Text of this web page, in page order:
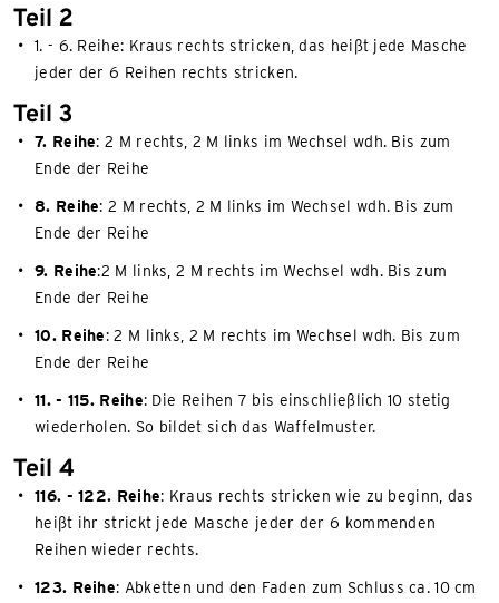
Teil 2
1. - 6. Reihe: Kraus rechts stricken, das heißt jede Masche
jeder der 6 Reihen rechts stricken.
Teil 3
7. Reihe: 2 M rechts, 2 M links im Wechsel wdh. Bis zum
Ende der Reihe
8. Reihe: 2 M rechts, 2 M links im Wechsel wdh. Bis zum
Ende der Reihe
9. Reihe:2 M links, 2 M rechts im Wechsel wdh. Bis zum
Ende der Reihe
10. Reihe: 2 M links, 2 M rechts im Wechsel wdh. Bis zum
Ende der Reihe
11. - 115. Reihe: Die Reihen 7 bis einschließlich 10 stetig
wiederholen. So bildet sich das Waffelmuster.
Teil 4
116. - 122. Reihe: Kraus rechts stricken wie zu beginn, das
heißt ihr strickt jede Masche jeder der 6 kommenden
Reihen wieder rechts.
123. Reihe: Abketten und den Faden zum Schluss ca. 10 cm